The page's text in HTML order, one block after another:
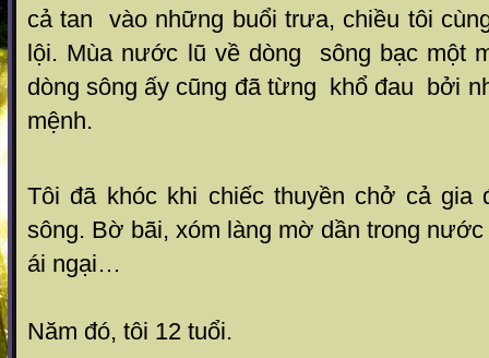
cả tan vào những buổi trưa, chiều tôi
lội. Mùa nước lũ về dòng sông bạc một
dòng sông ấy cũng đã từng khổ đau bởi
mệnh.
Tôi đã khóc khi chiếc thuyền chở cả gia
sông. Bờ bãi, xóm làng mờ dần trong
ái ngại…
Năm đó, tôi 12 tuổi.